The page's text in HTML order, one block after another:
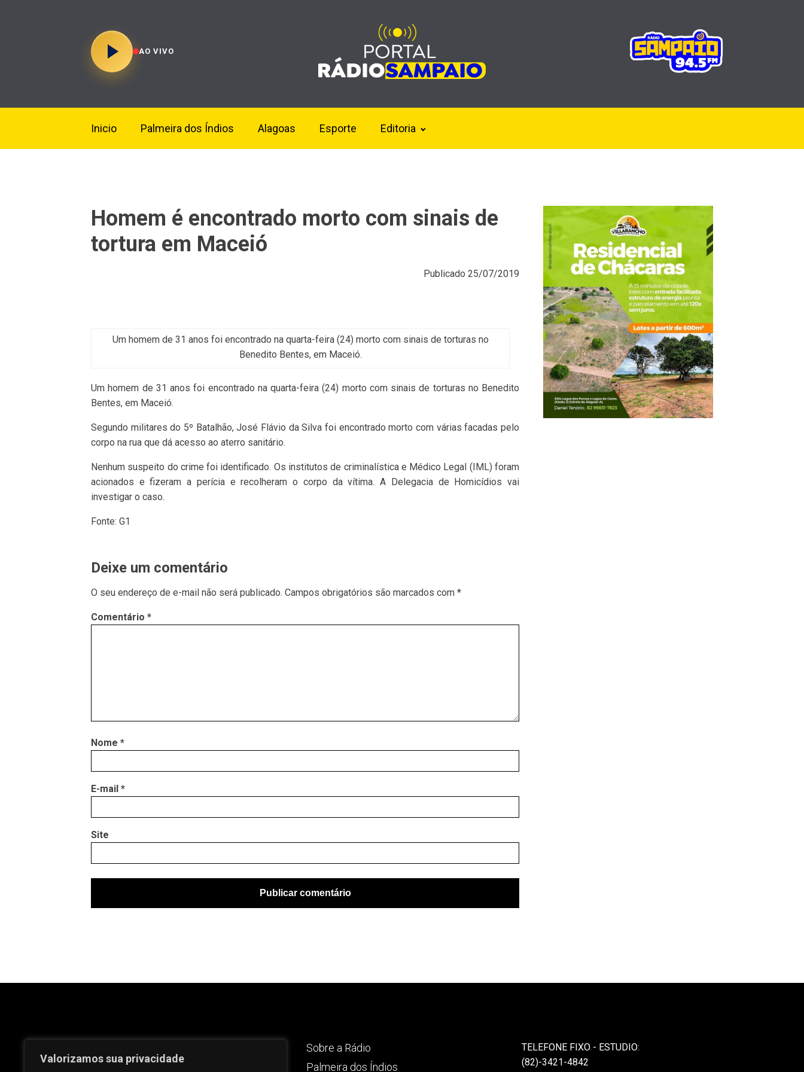
Valorizamos sua privacidade
AO VIVO
Inicio Palmeira dos Índios Alagoas Esporte Editoria
Homem é encontrado morto com sinais de
tortura em Maceió
Publicado 25/07/2019
Um homem de 31 anos foi encontrado na quarta-feira (24) morto com sinais de torturas no
Benedito Bentes, em Maceió.
Um homem de 31 anos foi encontrado na quarta-feira (24) morto com sinais de torturas no Benedito
Bentes, em Maceió.
Segundo militares do 5º Batalhão, José Flávio da Silva foi encontrado morto com várias facadas pelo
corpo na rua que dá acesso ao aterro sanitário.
Nenhum suspeito do crime foi identificado. Os institutos de criminalística e Médico Legal (IML) foram
acionados e fizeram a perícia e recolheram o corpo da vítima. A Delegacia de Homicídios vai
investigar o caso.
Fonte: G1
Deixe um comentário
O seu endereço de e-mail não será publicado. Campos obrigatórios são marcados com *
Comentário *
Nome *
E-mail *
Site
Sobre a Rádio
Palmeira dos Índios
TELEFONE FIXO - ESTUDIO:
(82)-3421-4842